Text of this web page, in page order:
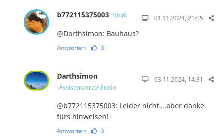
b772115375003 Studi 01.11.2024, 21:05
@Darthsimon: Bauhaus?
Antworten 3
Darthsimon
Assistenzarzt/-ärztin
03.11.2024, 14:31
@b772115375003: Leider nicht….aber danke
fürs hinweisen!
Antworten 3